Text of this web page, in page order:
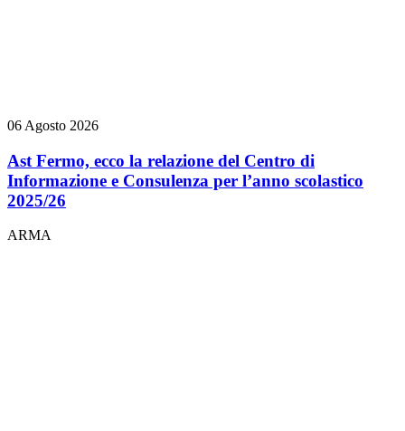
06 Agosto 2026
Ast Fermo, ecco la relazione del Centro di
Informazione e Consulenza per l’anno scolastico
2025/26
ARMA